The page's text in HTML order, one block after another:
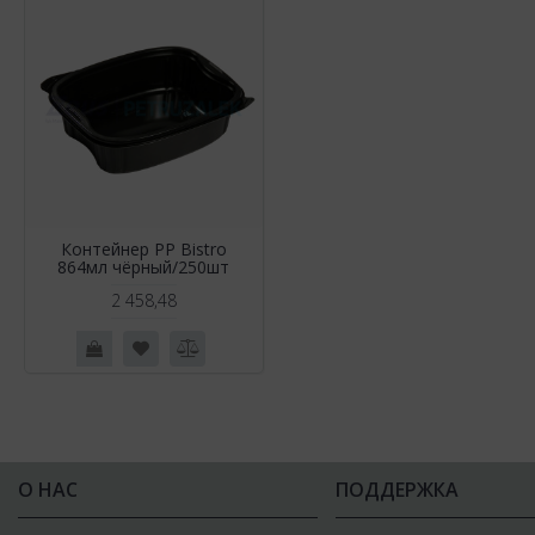
Контейнер РР Bistro
864мл чёрный/250шт
2 458,48
О НАС ПОДДЕРЖКА